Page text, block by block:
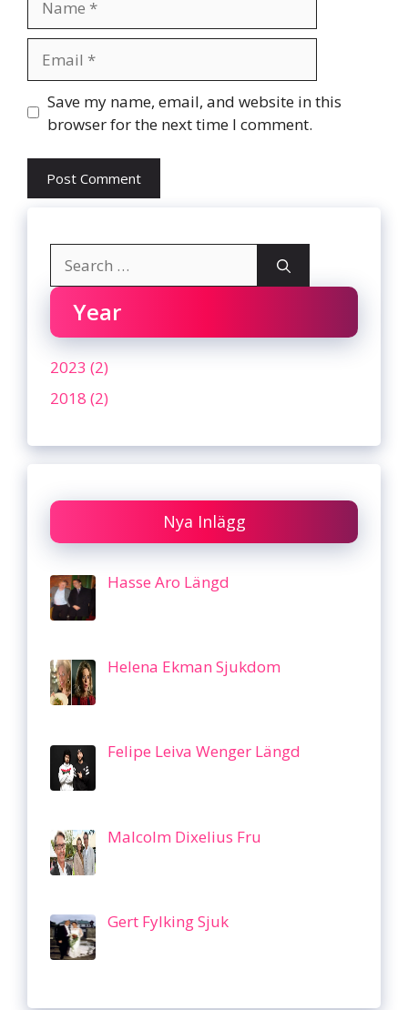
Website
Save my name, email, and website in this
browser for the next time I comment.
for:
Year
2023 (2)
2018 (2)
Nya Inlägg
Hasse Aro Längd
Helena Ekman Sjukdom
Felipe Leiva Wenger Längd
Malcolm Dixelius Fru
Gert Fylking Sjuk